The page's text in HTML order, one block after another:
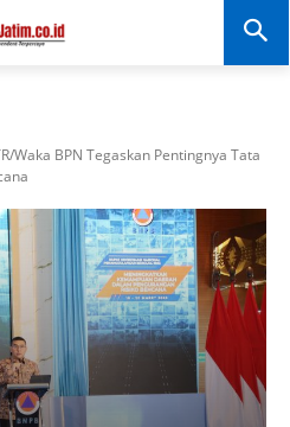
SEPUTAR JATIM
Portal Informasi Dan
Waka BPN Tegaskan Pentingnya Tata